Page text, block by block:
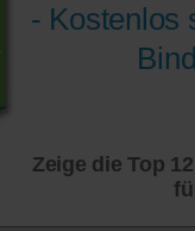
- Kostenlos
Zeige die Top